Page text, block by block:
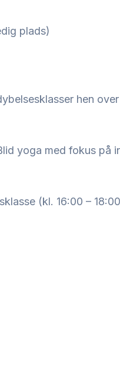
plads)
hen
yoga med fokus på
(kl. 16:00 – 18:00